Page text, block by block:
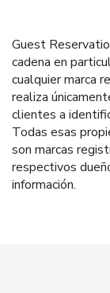
Guest
cadena en
cualquier marca
realiza
clientes a
Todas esas
son marcas
respectivos
información.